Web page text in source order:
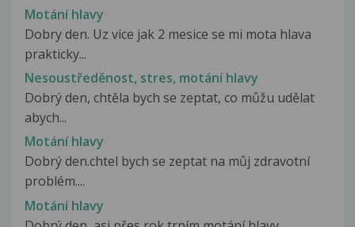
Motání hlavy
Dobry den. Uz vice jak 2 mesice se mi mota hlava
prakticky...
Nesoustředěnost, stres, motání hlavy
Dobrý den, chtěla bych se zeptat, co můžu udělat
abych...
Motání hlavy
Dobrý den.chtel bych se zeptat na můj zdravotní
problém....
Motání hlavy